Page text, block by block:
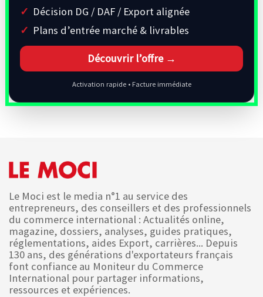
Décision DG / DAF / Export alignée
Plans d’entrée marché & livrables
Découvrir l’offre →
Activation rapide • Facture immédiate
Le Moci est le media n°1 au service des
entrepreneurs, des conseillers et des professionnels
du commerce international : Actualités online,
magazine, dossiers, analyses, guides pratiques,
réglementations, aides Export, carrières... Depuis
130 ans, des générations d'exportateurs français
font confiance au Moniteur du Commerce
International pour partager informations,
ressources et expériences.